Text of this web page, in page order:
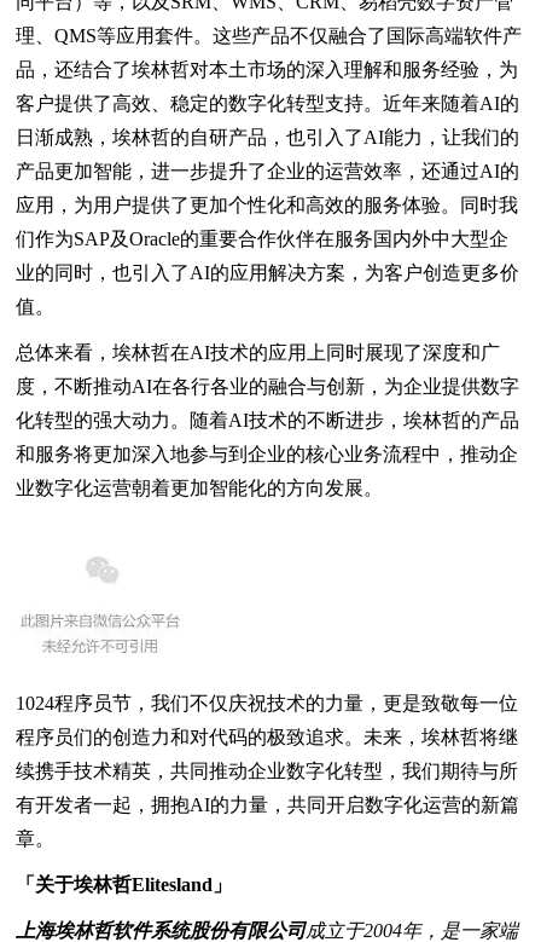
理、QMS等应用套件。这些产品不仅融合了国际高端软件产
品，还结合了埃林哲对本土市场的深入理解和服务经验，为
客户提供了高效、稳定的数字化转型支持。近年来随着AI的
日渐成熟，埃林哲的自研产品，也引入了AI能力，让我们的
产品更加智能，进一步提升了企业的运营效率，还通过AI的
应用，为用户提供了更加个性化和高效的服务体验。同时我
们作为SAP及Oracle的重要合作伙伴在服务国内外中大型企
业的同时，也引入了AI的应用解决方案，为客户创造更多价
值。
总体来看，埃林哲在AI技术的应用上同时展现了深度和广
度，不断推动AI在各行各业的融合与创新，为企业提供数字
化转型的强大动力。随着AI技术的不断进步，埃林哲的产品
和服务将更加深入地参与到企业的核心业务流程中，推动企
业数字化运营朝着更加智能化的方向发展。
1024程序员节，我们不仅庆祝技术的力量，更是致敬每一位
程序员们的创造力和对代码的极致追求。未来，埃林哲将继
续携手技术精英，共同推动企业数字化转型，我们期待与所
有开发者一起，拥抱AI的力量，共同开启数字化运营的新篇
章。
「关于埃林哲Elitesland」
上海埃林哲软件系统股份有限公司成立于2004年，是一家端